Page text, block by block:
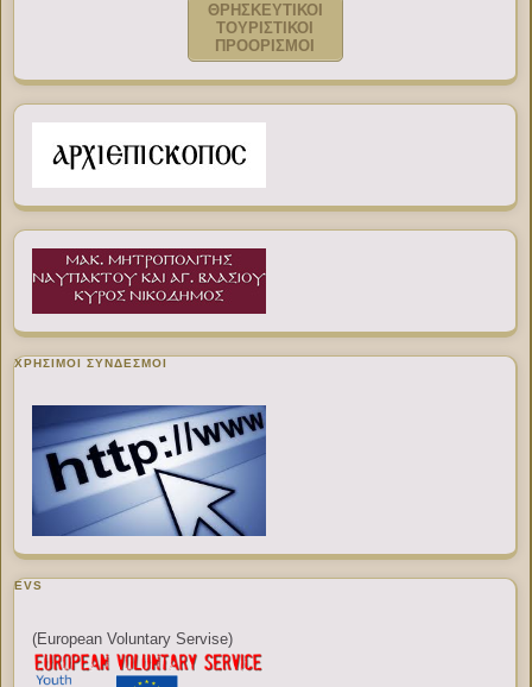
ΘΡΗΣΚΕΥΤΙΚΟΙ
ΤΟΥΡΙΣΤΙΚΟΙ
ΠΡΟΟΡΙΣΜΟΙ
ΧΡΉΣΙΜΟΙ ΣΎΝΔΕΣΜΟΙ
EVS
(European Voluntary Servise)